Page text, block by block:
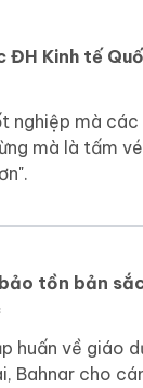
ĐH Kinh tế
nghiệp mà các
mà là tấm
tồn bản
huấn về giáo
Bahnar cho